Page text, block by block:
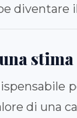
diventare
stima
di una